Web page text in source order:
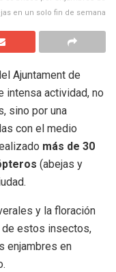
en un solo fin de semana
Ajuntament de
intensa actividad, no
sino por una
con el medio
más de 30
(abejas y
y la floración
de estos insectos,
enjambres en